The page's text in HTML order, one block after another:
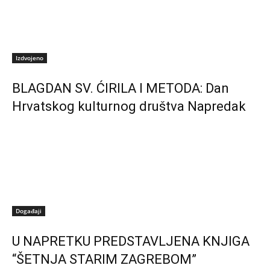
Izdvojeno
BLAGDAN SV. ĆIRILA I METODA: Dan
Hrvatskog kulturnog društva Napredak
Događaji
U NAPRETKU PREDSTAVLJENA KNJIGA
“ŠETNJA STARIM ZAGREBOM”